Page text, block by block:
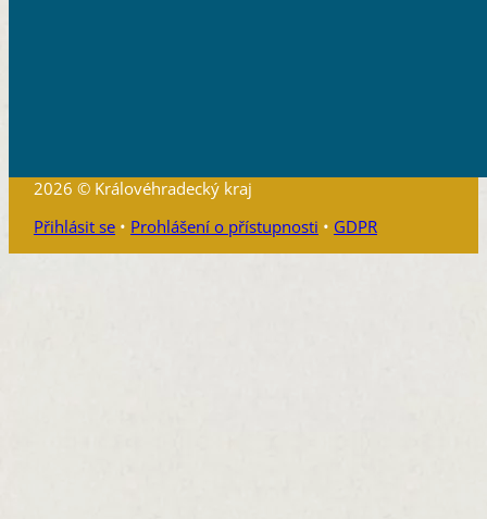
2026 © Královéhradecký kraj
Přihlásit se• Prohlášení o přístupnosti • GDPR